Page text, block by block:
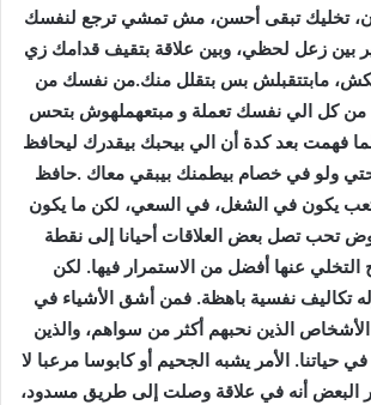
تخليك تبقى أحسن، مش تمشي ترجع لنفسك
بين زعل لحظي، وبين علاقة بتقيف قدامك زي
مابتتقبلش بس بتقلل منك.من نفسك من
كل الي نفسك تعملة و مبتعهملهوش بتحس
فهمت بعد كدة أن الي بيحبك بيقدرك ليحافظ
ولو في خصام بيطمنك بيبقي معاك .حافظ
يكون في الشغل، في السعي، لكن ما يكون
تحب تصل بعض العلاقات أحيانا إلى نقطة
التخلي عنها أفضل من الاستمرار فيها. لكن
تكاليف نفسية باهظة. فمن أشق الأشياء في
الأشخاص الذين نحبهم أكثر من سواهم، والذين
حياتنا. الأمر يشبه الجحيم أو كابوسا مرعبا لا
البعض أنه في علاقة وصلت إلى طريق مسدود،